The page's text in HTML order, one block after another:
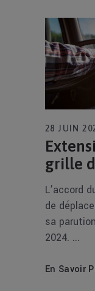
28 JUIN
grille
L’accord
de
sa
2024.
En Savoir